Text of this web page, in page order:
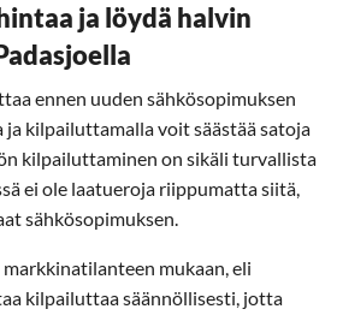
ja löydä halvin
ennen uuden sähkösopimuksen
ja kilpailuttamalla voit säästää satoja
kilpailuttaminen on sikäli turvallista
ei ole laatueroja riippumatta siitä,
sähkösopimuksen.
mukaan, eli
kilpailuttaa säännöllisesti, jotta